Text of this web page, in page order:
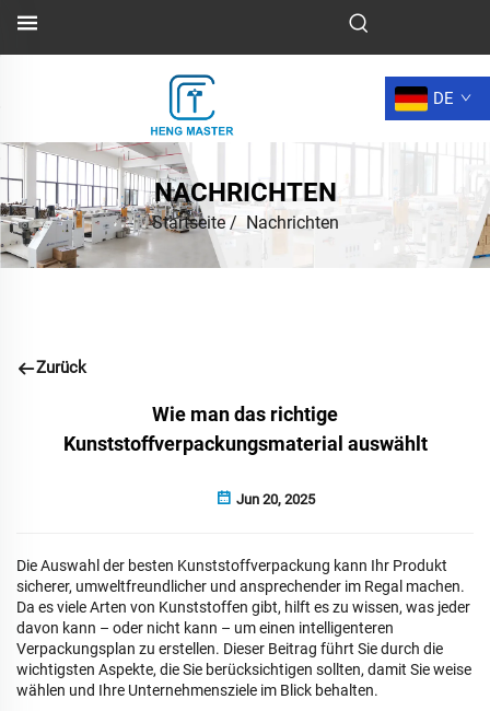
DE
NACHRICHTEN
Startseite/ Nachrichten
Zurück
Wie man das richtige
Kunststoffverpackungsmaterial auswählt
Jun 20, 2025
Die Auswahl der besten Kunststoffverpackung kann Ihr Produkt
sicherer, umweltfreundlicher und ansprechender im Regal machen.
Da es viele Arten von Kunststoffen gibt, hilft es zu wissen, was jeder
davon kann – oder nicht kann – um einen intelligenteren
Verpackungsplan zu erstellen. Dieser Beitrag führt Sie durch die
wichtigsten Aspekte, die Sie berücksichtigen sollten, damit Sie weise
wählen und Ihre Unternehmensziele im Blick behalten.